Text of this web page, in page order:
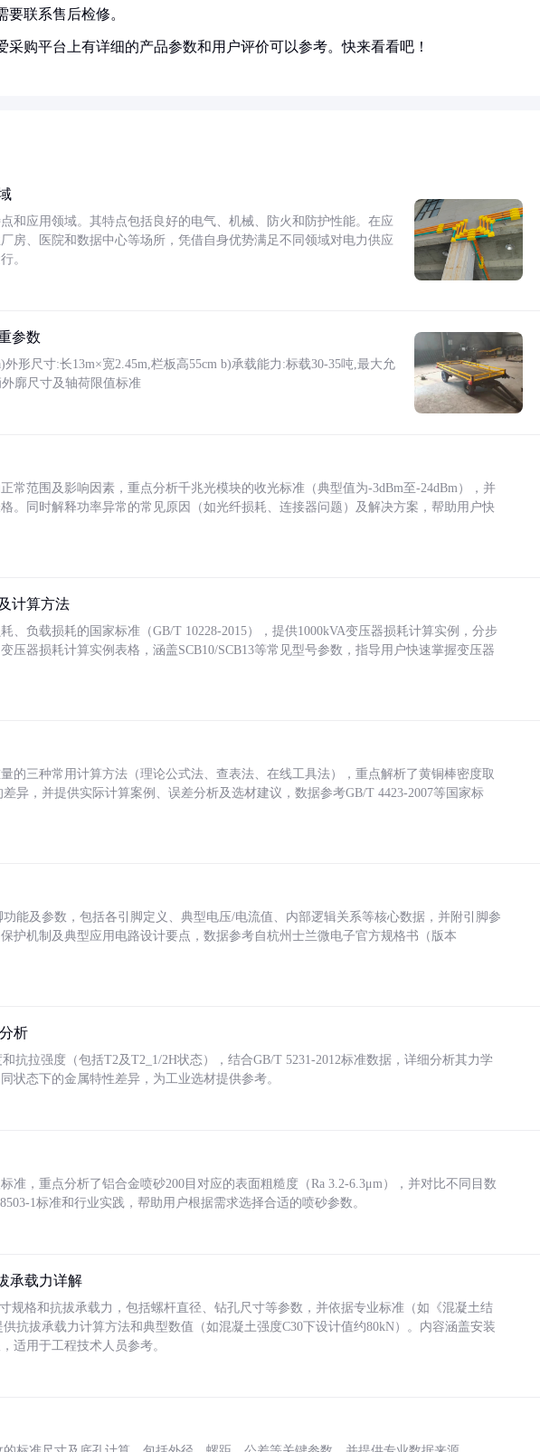
联系售后检修。
购平台上有详细的产品参数和用户评价可以参考。快来看看吧！
和应用领域。其特点包括良好的电气、机械、防火和防护性能。在应
房、医院和数据中心等场所，凭借自身优势满足不同领域对电力供应
。
参数
形尺寸:长13m×宽2.45m,栏板高55cm b)承载能力:标载30-35吨,最大允
廓尺寸及轴荷限值标准
常范围及影响因素，重点分析千兆光模块的收光标准（典型值为-3dBm至-24dBm），并
。同时解释功率异常的常见原因（如光纤损耗、连接器问题）及解决方案，帮助用户快
计算方法
、负载损耗的国家标准（GB/T 10228-2015），提供1000kVA变压器损耗计算实例，分步
压器损耗计算实例表格，涵盖SCB10/SCB13等常见型号参数，指导用户快速掌握变压器
的三种常用计算方法（理论公式法、查表法、在线工具法），重点解析了黄铜棒密度取
差异，并提供实际计算案例、误差分析及选材建议，数据参考GB/T 4423-2007等国家标
功能及参数，包括各引脚定义、典型电压/电流值、内部逻辑关系等核心数据，并附引脚参
护机制及典型应用电路设计要点，数据参考自杭州士兰微电子官方规格书（版本
析
抗拉强度（包括T2及T2_1/2H状态），结合GB/T 5231-2012标准数据，详细分析其力学
状态下的金属特性差异，为工业选材提供参考。
准，重点分析了铝合金喷砂200目对应的表面粗糙度（Ra 3.2-6.3μm），并对比不同目数
1标准和行业实践，帮助用户根据需求选择合适的喷砂参数。
承载力详解
规格和抗拔承载力，包括螺杆直径、钻孔尺寸等参数，并依据专业标准（如《混凝土结
供抗拔承载力计算方法和典型数值（如混凝土强度C30下设计值约80kN）。内容涵盖安装
适用于工程技术人员参考。